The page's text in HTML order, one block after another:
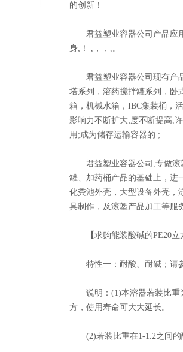
的创新！
君益塑业容器公司产品应用
身;！ ,，，,。
君益塑业容器公司现有产品
塔系列，溶药搅拌罐系列，卧
箱，机械水箱，IBC集装桶
影响力不断扩大;度不断提高,
用;成为储存运输容器的 ;
君益塑业容器公司,专做滚
罐、加药桶产品的基础上，进
化粪池外壳，大型设备外壳，
具制作，及滚塑产品加工等服
【求购能装酸碱的PE20立
特性一：耐酸、耐碱；请
说明：(1)本溶器若装比重为
方，使用寿命可大大延长。
(2)若装比重在1-1.2之间的